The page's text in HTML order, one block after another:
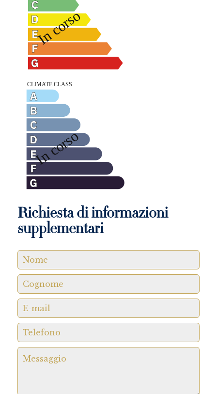
Richiesta di informazioni
supplementari